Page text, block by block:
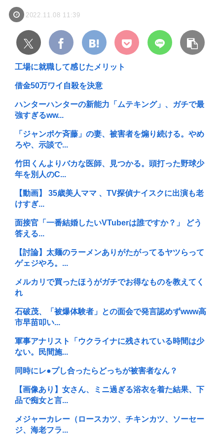
2022.11.08 11:39
工場に就職して感じたメリット
借金50万ワイ自殺を決意
ハンターハンターの新能力「ムテキング」、ガチで最
強すぎるww...
「ジャンポケ斉藤」の妻、被害者を煽り続ける。やめ
ろや、示談で...
竹田くんよりバカな医師、見つかる。頭打った野球少
年を別人のC...
【動画】 35歳美人ママ 、TV探偵ナイスクに出演も老
けすぎ...
面接官「一番結婚したいVTuberは誰ですか？」 どう
答える...
【討論】太麺のラーメンありがたがってるヤツらって
ゲェジやろ。...
メルカリで買ったほうがガチでお得なものを教えてく
れ
石破茂、「被爆体験者」との面会で発言認めずwww高
市早苗叩い...
軍事アナリスト「ウクライナに残されている時間は少
ない。民間施...
同時にレ●プし合ったらどっちが被害者なん？
【画像あり】女さん、ミニ過ぎる浴衣を着た結果、下
品で痴女と言...
メジャーカレー（ロースカツ、チキンカツ、ソーセー
ジ、海老フラ...